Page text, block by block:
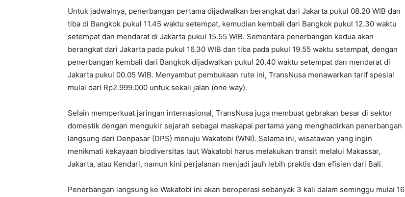
Untuk jadwalnya, penerbangan pertama dijadwalkan berangkat dari Jakarta pukul 08.20 WIB dan
tiba di Bangkok pukul 11.45 waktu setempat, kemudian kembali dari Bangkok pukul 12.30 waktu
setempat dan mendarat di Jakarta pukul 15.55 WIB. Sementara penerbangan kedua akan
berangkat dari Jakarta pada pukul 16.30 WIB dan tiba pada pukul 19.55 waktu setempat, dengan
penerbangan kembali dari Bangkok dijadwalkan pukul 20.40 waktu setempat dan mendarat di
Jakarta pukul 00.05 WIB. Menyambut pembukaan rute ini, TransNusa menawarkan tarif spesial
mulai dari Rp2.999.000 untuk sekali jalan (one way).
Selain memperkuat jaringan internasional, TransNusa juga membuat gebrakan besar di sektor
domestik dengan mengukir sejarah sebagai maskapai pertama yang menghadirkan penerbangan
langsung dari Denpasar (DPS) menuju Wakatobi (WNI). Selama ini, wisatawan yang ingin
menikmati kekayaan biodiversitas laut Wakatobi harus melakukan transit melalui Makassar,
Jakarta, atau Kendari, namun kini perjalanan menjadi jauh lebih praktis dan efisien dari Bali.
Penerbangan langsung ke Wakatobi ini akan beroperasi sebanyak 3 kali dalam seminggu mulai 16